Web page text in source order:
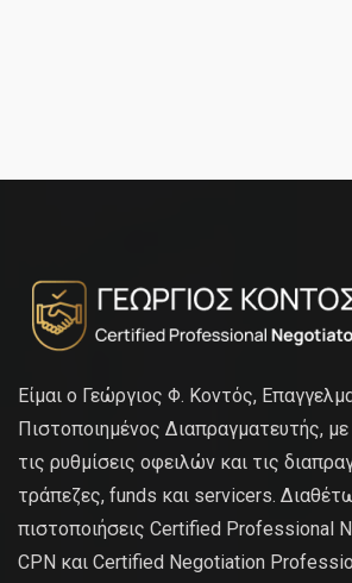
Είμαι ο Γεώργιος Φ. Κοντός,
Πιστοποιημένος Διαπραγματευτής, με
τις ρυθμίσεις οφειλών και τις
τράπεζες, funds και servicers.
πιστοποιήσεις Certified Professional
CPN και Certified Negotiation